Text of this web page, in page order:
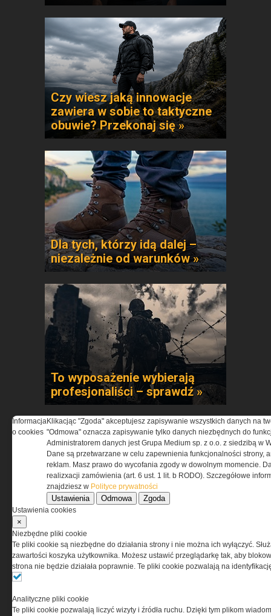
Czy wiesz jaką innowacje
zawiera w sobie to taktyczne
obuwie? Przekonaj się »
Dla tych, którzy idą dalej –
niezależnie od warunków »
To wyposażenie wybierają
profesjonaliści – sprawdź »
Technologia pola walki
dostępna dla Ciebie!
Informacja
o cookies
Klikacjąc "Zgoda" akceptujesz zapisywanie wszystkich danych na
"Odmowa" oznacza zapisywanie tylko danych niezbędnych do
Administratorem danych jest Grupa Medium sp. z o.o. z siedzibą w
Dane są przetwarzane w celu zapewnienia funkcjonalności strony,
reklam. Masz prawo do wycofania zgody w dowolnym momencie.
realizxacji zamówienia (art. 6 ust. 1 lit. b RODO). Szczegółowe
znajdziesz w Polityce prywatności
Ustawienia Odmowa Zgoda
Ustawienia cookies
×
Niezbędne pliki cookie
Te pliki cookie są niezbędne do działania strony i nie można ich wyłączyć.
zawartości koszyka użytkownika. Możesz ustawić przeglądarkę tak, aby
strona nie będzie działała poprawnie. Te pliki cookie pozwalają na
Analityczne pliki cookie
Te pliki cookie pozwalają liczyć wizyty i źródła ruchu. Dzięki tym plikom